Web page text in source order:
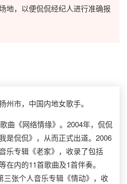
地，以便侃侃经纪人进行准确报
市，中国内地女歌手。
《网络情缘》。2004年，侃侃
是侃侃》，从而正式出道。2006
乐专辑《老家》，收录了包括
在内的11首歌曲及1首伴奏。
三张个人音乐专辑《情动》，收